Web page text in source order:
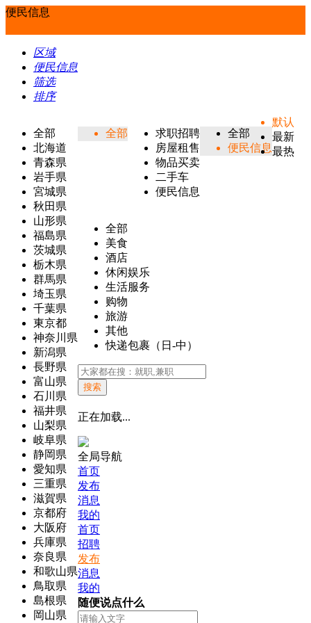
便民信息
区域
便民信息
筛选
排序
全部
北海道
青森県
岩手県
宮城県
秋田県
山形県
福島県
茨城県
栃木県
群馬県
埼玉県
千葉県
東京都
神奈川県
新潟県
長野県
富山県
石川県
福井県
山梨県
岐阜県
静岡県
愛知県
三重県
滋賀県
京都府
大阪府
兵庫県
奈良県
和歌山県
鳥取県
島根県
岡山県
全部
求职招聘
房屋租售
物品买卖
二手车
便民信息
全部
便民信息
全部
美食
酒店
休闲娱乐
生活服务
购物
旅游
其他
快递包裹（日-中）
默认
最新
最热
搜索
正在加载...
全局导航
首页
发布
消息
我的
首页
招聘
发布
消息
我的
随便说点什么